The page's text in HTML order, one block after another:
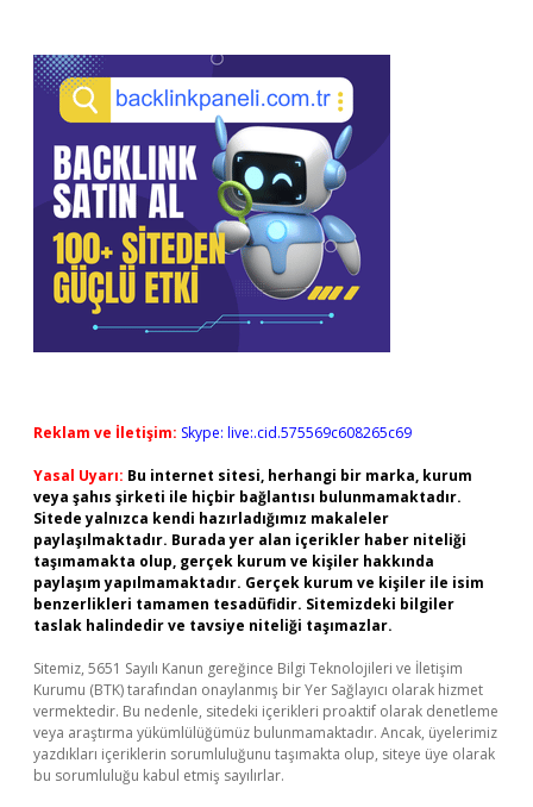
Reklam ve İletişim: Skype: live:.cid.575569c608265c69
Yasal Uyarı: Bu internet sitesi, herhangi bir marka, kurum
veya şahıs şirketi ile hiçbir bağlantısı bulunmamaktadır.
Sitede yalnızca kendi hazırladığımız makaleler
paylaşılmaktadır. Burada yer alan içerikler haber niteliği
taşımamakta olup, gerçek kurum ve kişiler hakkında
paylaşım yapılmamaktadır. Gerçek kurum ve kişiler ile isim
benzerlikleri tamamen tesadüfidir. Sitemizdeki bilgiler
taslak halindedir ve tavsiye niteliği taşımazlar.
Sitemiz, 5651 Sayılı Kanun gereğince Bilgi Teknolojileri ve İletişim
Kurumu (BTK) tarafından onaylanmış bir Yer Sağlayıcı olarak hizmet
vermektedir. Bu nedenle, sitedeki içerikleri proaktif olarak denetleme
veya araştırma yükümlülüğümüz bulunmamaktadır. Ancak, üyelerimiz
yazdıkları içeriklerin sorumluluğunu taşımakta olup, siteye üye olarak
bu sorumluluğu kabul etmiş sayılırlar.